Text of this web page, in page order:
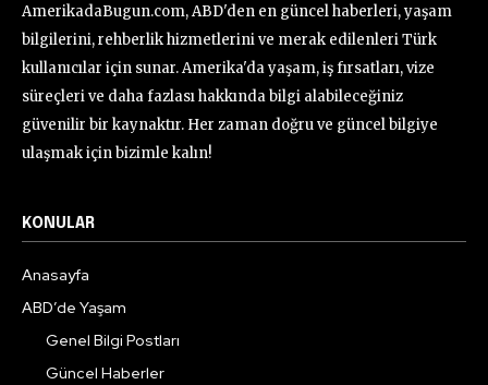
AmerikadaBugun.com, ABD'den en güncel haberleri, yaşam
bilgilerini, rehberlik hizmetlerini ve merak edilenleri Türk
kullanıcılar için sunar. Amerika'da yaşam, iş fırsatları, vize
süreçleri ve daha fazlası hakkında bilgi alabileceğiniz
güvenilir bir kaynaktır. Her zaman doğru ve güncel bilgiye
ulaşmak için bizimle kalın!
KONULAR
Anasayfa
ABD’de Yaşam
Genel Bilgi Postları
Güncel Haberler